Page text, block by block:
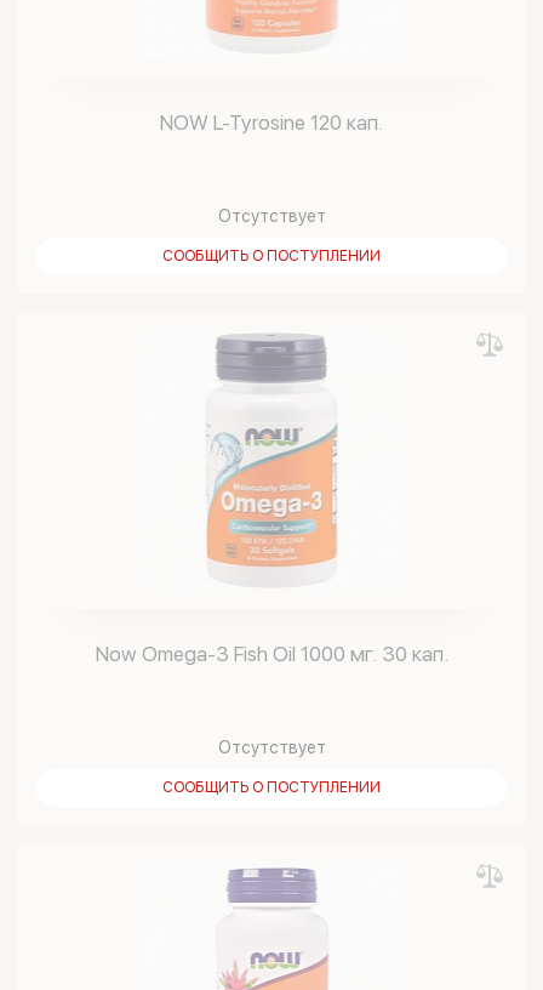
NOW L-Tyrosine 120 кап.
Отсутствует
СООБЩИТЬ О ПОСТУПЛЕНИИ
Now Omega-3 Fish Oil 1000 мг. 30 кап.
Отсутствует
СООБЩИТЬ О ПОСТУПЛЕНИИ